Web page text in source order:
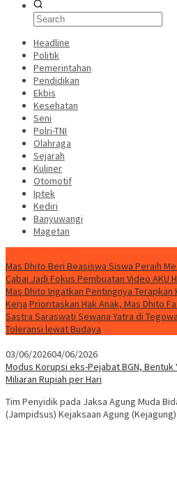
Headline
Politik
Pemerintahan
Pendidikan
Ekbis
Kesehatan
Seni
Polri-TNI
Olahraga
Sejarah
Kuliner
Otomotif
Iptek
Kediri
Banyuwangi
Magetan
Mas Dhito Beri Beasiswa Siswa Peraih
Cabai Jadi Fokus Pembuatan Video AKU
Mas Dhito Ingatkan Pentingnya
Kerja Prioritaskan Hak Anak, Mas Dhito
Sastra Saraswati Sewana Yatra di
Toleransi lewat Budaya
03/06/202604/06/2026
Modus Korupsi eks-Pejabat BGN, Bentuk
Miliaran Rupiah per Hari
Tim Penyidik pada Jaksa Agung Muda
(Jampidsus) Kejaksaan Agung